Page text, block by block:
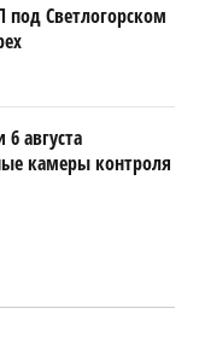
Светлогорском
6 августа
камеры контроля